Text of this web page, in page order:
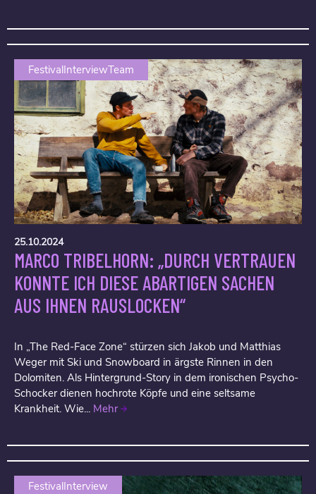
FestivalInterviewTeam
25.10.2024
MARCO TRIBELHORN: „DURCH VERTRAUEN
KONNTE ICH DIESE ABARTIGEN SACHEN
AUS IHNEN RAUSLOCKEN“
In „The Red-Face Zone“ stürzen sich Jakob und Matthias
Weger mit Ski und Snowboard in ärgste Rinnen in den
Dolomiten. Als Hintergrund-Story in dem ironischen Psycho-
Schocker dienen hochrote Köpfe und eine seltsame
Krankheit. Wie... Mehr
FestivalInterview